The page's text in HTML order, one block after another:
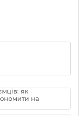
як
на